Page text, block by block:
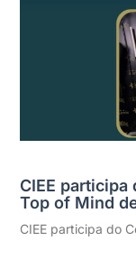
CIEE
Top of Mind
CIEE participa do